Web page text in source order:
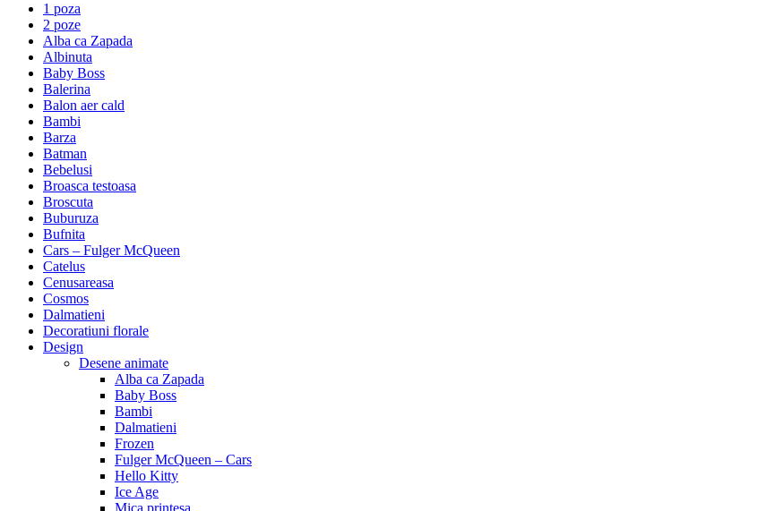
1 poza
2 poze
Alba ca Zapada
Albinuta
Baby Boss
Balerina
Balon aer cald
Bambi
Barza
Batman
Bebelusi
Broasca testoasa
Broscuta
Buburuza
Bufnita
Cars – Fulger McQueen
Catelus
Cenusareasa
Cosmos
Dalmatieni
Decoratiuni florale
Design
Desene animate
Alba ca Zapada
Baby Boss
Bambi
Dalmatieni
Frozen
Fulger McQueen – Cars
Hello Kitty
Ice Age
Mica printesa